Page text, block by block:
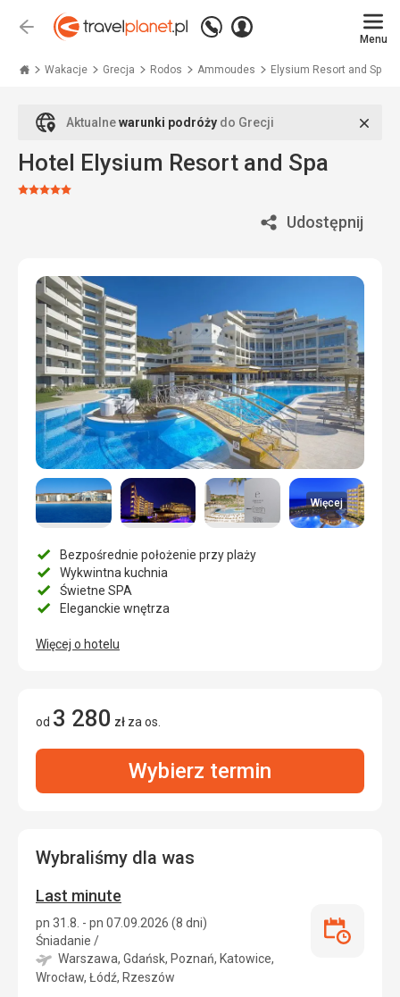
Wstecz
Zadzwoń
+48
771
Zaloguj
Menu
Wakacje Grecja Rodos Ammoudes Elysium Resort and Spa
Aktualnewarunki podróży do Grecji
Hotel Elysium Resort and Spa
Ocena:
Udostępnij
Więcej
Bezpośrednie położenie przy plaży
Wykwintna kuchnia
Świetne SPA
Eleganckie wnętrza
Więcej o hotelu
od 3 280 zł za os.
Wybierz termin
Wybraliśmy dla was
Last minute
pn 31.8. - pn 07.09.2026 (8 dni)
Śniadanie /
Warszawa, Gdańsk, Poznań, Katowice,
Wrocław, Łódź, Rzeszów
Last